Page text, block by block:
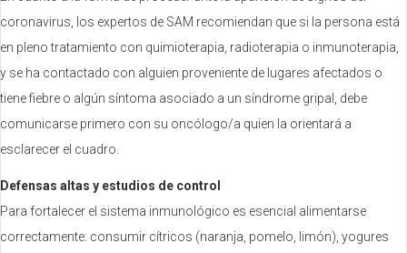
coronavirus, los expertos de SAM recomiendan que si la persona está
en pleno tratamiento con quimioterapia, radioterapia o inmunoterapia,
y se ha contactado con alguien proveniente de lugares afectados o
tiene fiebre o algún síntoma asociado a un síndrome gripal, debe
comunicarse primero con su oncólogo/a quien la orientará a
esclarecer el cuadro.
Defensas altas y estudios de control
Para fortalecer el sistema inmunológico es esencial alimentarse
correctamente: consumir cítricos (naranja, pomelo, limón), yogures